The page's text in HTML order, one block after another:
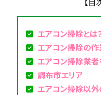
エアコン掃除とは
エアコン掃除の
エアコン掃除業者
調布市エリア
エアコン掃除以